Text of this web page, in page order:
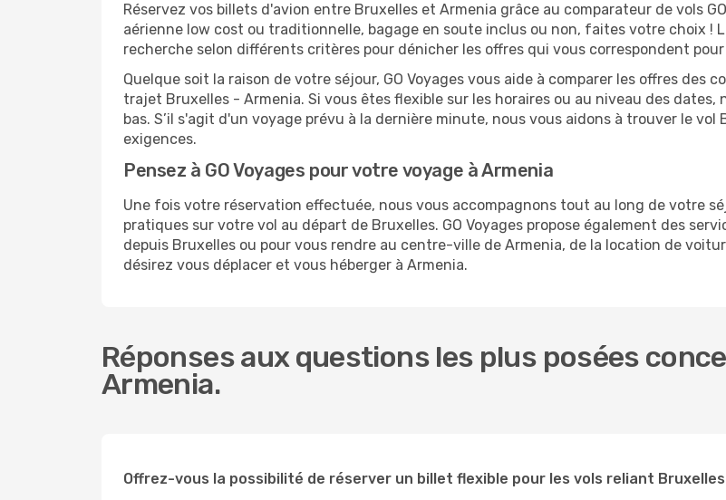
Réservez vos billets d'avion entre Bruxelles et Armenia grâce au comparateur de vols
aérienne low cost ou traditionnelle, bagage en soute inclus ou non, faites votre choix !
recherche selon différents critères pour dénicher les offres qui vous correspondent
Quelque soit la raison de votre séjour, GO Voyages vous aide à comparer les offres des
trajet Bruxelles - Armenia. Si vous êtes flexible sur les horaires ou au niveau des
bas. S’il s'agit d'un voyage prévu à la dernière minute, nous vous aidons à trouver le
exigences.
Pensez à GO Voyages pour votre voyage à Armenia
Une fois votre réservation effectuée, nous vous accompagnons tout au long de votre
pratiques sur votre vol au départ de Bruxelles. GO Voyages propose également des
depuis Bruxelles ou pour vous rendre au centre-ville de Armenia, de la location de
désirez vous déplacer et vous héberger à Armenia.
Réponses aux questions les plus posées
Armenia.
Offrez-vous la possibilité de réserver un billet flexible pour les vols reliant Bruxelles